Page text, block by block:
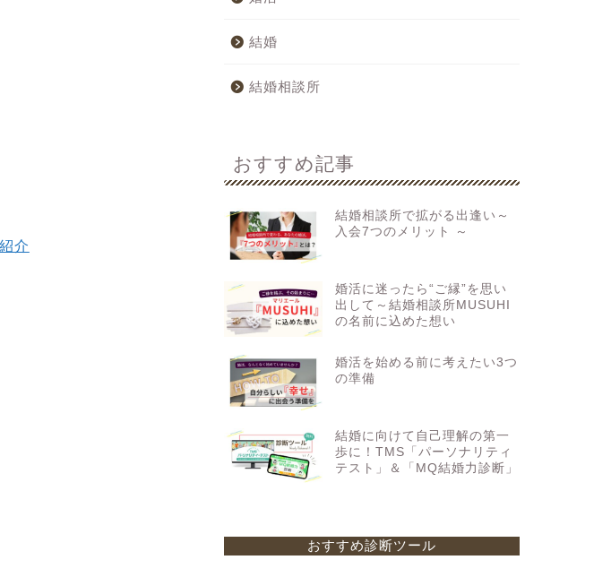
介
結婚
結婚相談所
おすすめ記事
結婚相談所で拡がる出逢い～
入会7つのメリット ～
婚活に迷ったら“ご縁”を思い
出して～結婚相談所MUSUHI
の名前に込めた想い
婚活を始める前に考えたい3つ
の準備
結婚に向けて自己理解の第一
歩に！TMS「パーソナリティ
テスト」＆「MQ結婚力診断」
おすすめ診断ツール